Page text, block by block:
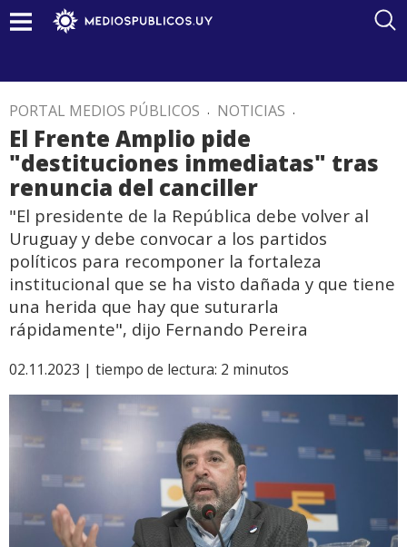
PORTAL MEDIOS PÚBLICOS . NOTICIAS .
El Frente Amplio pide
"destituciones inmediatas" tras
renuncia del canciller
"El presidente de la República debe volver al
Uruguay y debe convocar a los partidos
políticos para recomponer la fortaleza
institucional que se ha visto dañada y que tiene
una herida que hay que suturarla
rápidamente", dijo Fernando Pereira
02.11.2023 | tiempo de lectura: 2 minutos